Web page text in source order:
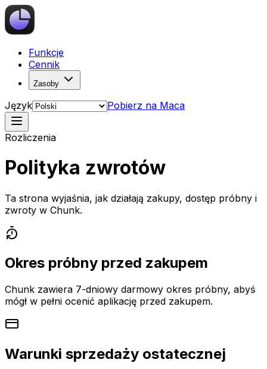
Funkcje
Cennik
Zasoby
Język Pobierz na Maca
Rozliczenia
Polityka zwrotów
Ta strona wyjaśnia, jak działają zakupy, dostęp próbny i
zwroty w Chunk.
Okres próbny przed zakupem
Chunk zawiera 7-dniowy darmowy okres próbny, abyś
mógł w pełni ocenić aplikację przed zakupem.
Warunki sprzedaży ostatecznej